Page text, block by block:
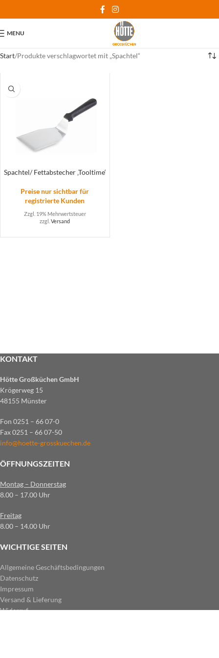
MENU
Start Produkte verschlagwortet mit „Spachtel“
Spachtel/ Fettabstecher ‚Tooltime‘
Preise nur sichtbar für
registrierte Kunden
Zzgl. 19% Mehrwertsteuer
zzgl.Versand
KONTAKT
Hötte Großküchen GmbH
Krögerweg 15
48155 Münster
Fon 0251 – 66 07-0
Fax 0251 – 66 07-50
info@hoette-grosskuechen.de
ÖFFNUNGSZEITEN
Montag – Donnerstag
8.00 – 17.00 Uhr
Freitag
8.00 – 14.00 Uhr
WICHTIGE SEITEN
Allgemeine Geschäftsbedingungen
Datenschutz
Impressum
Versand & Lieferung
Widerruf